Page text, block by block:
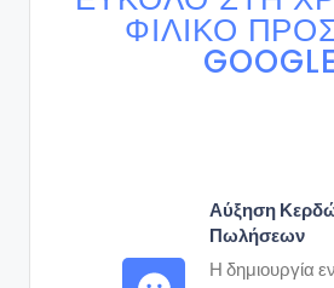
ΦΙΛΙΚΌ
GOOGLE
Αύξηση
Πωλήσεων
Η δημιουργία